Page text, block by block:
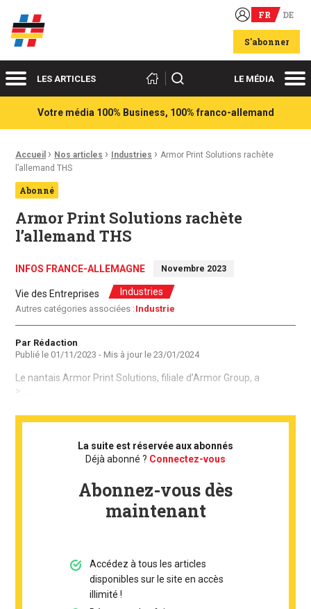
Acteurs du franco-allemand FR DE
S'abonner
MenuLES ARTICLES Rechercher LE MÉDIA
Votre média 100% Business, 100% franco-allemand
Fil d'Ariane :
Accueil › Nos articles › Industries › Armor Print Solutions rachète
l’allemand THS
Abonné
Armor Print Solutions rachète
l’allemand THS
INFOS FRANCE-ALLEMAGNE Novembre 2023
Vie des Entreprises Industries
Autres catégories associées : Industrie
Auteur
Par Rédaction
Publié le 01/11/2023 - Mis à jour le 23/01/2024
Le nantais Armor Print Solutions, filiale d’Armor Group, a
> ...
La suite est réservée aux abonnés
Déjà abonné ? Connectez-vous
Abonnez-vous dès
maintenant
Accédez à tous les articles
disponibles sur le site en accès
illimité !